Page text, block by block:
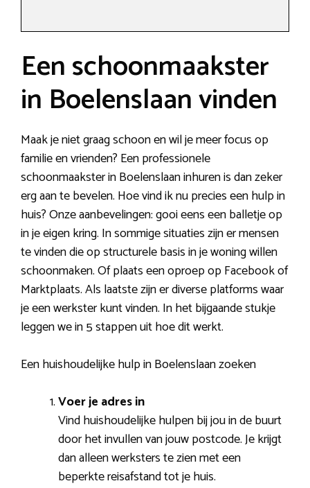
Een schoonmaakster
in Boelenslaan vinden
Maak je niet graag schoon en wil je meer focus op
familie en vrienden? Een professionele
schoonmaakster in Boelenslaan inhuren is dan zeker
erg aan te bevelen. Hoe vind ik nu precies een hulp in
huis? Onze aanbevelingen: gooi eens een balletje op
in je eigen kring. In sommige situaties zijn er mensen
te vinden die op structurele basis in je woning willen
schoonmaken. Of plaats een oproep op Facebook of
Marktplaats. Als laatste zijn er diverse platforms waar
je een werkster kunt vinden. In het bijgaande stukje
leggen we in 5 stappen uit hoe dit werkt.
Een huishoudelijke hulp in Boelenslaan zoeken
Voer je adres in
Vind huishoudelijke hulpen bij jou in de buurt
door het invullen van jouw postcode. Je krijgt
dan alleen werksters te zien met een
beperkte reisafstand tot je huis.